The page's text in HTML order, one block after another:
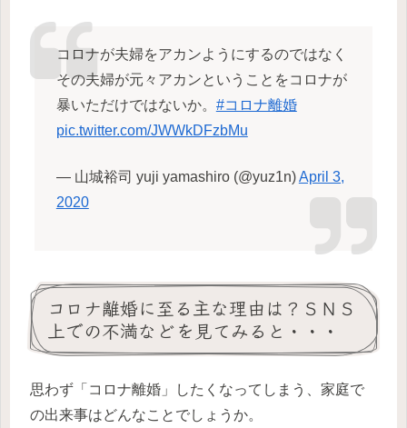
コロナが夫婦をアカンようにするのではなく
その夫婦が元々アカンということをコロナが
暴いただけではないか。 #コロナ離婚
pic.twitter.com/JWWkDFzbMu
— 山城裕司 yuji yamashiro (@yuz1n)April 3,
2020
コロナ離婚に至る主な理由は？ＳＮＳ
上での不満などを見てみると・・・
思わず「コロナ離婚」したくなってしまう、家庭で
の出来事はどんなことでしょうか。